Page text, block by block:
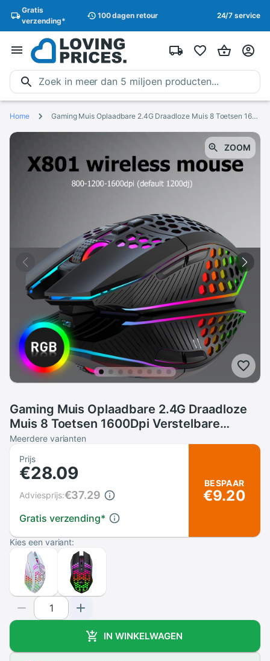
Gratis
verzending*
100 dagen retour 24/7 service
Home Gaming Muis Oplaadbare 2.4G Draadloze Muis 8 Toetsen 1600Dpi Verstelbare Ergonomische Rgb Led Backlit Gamer Mouse Voor Laptop pc
ZOOM
Gaming Muis Oplaadbare 2.4G Draadloze
Muis 8 Toetsen 1600Dpi Verstelbare
Ergonomische Rgb Led Backlit Gamer
Mouse Voor Laptop pc
Meerdere varianten
Prijs
€28.09
Gratis verzending*
Adviesprijs:€37.29
BESPAAR
€9.20
Kies een variant:
IN WINKELWAGEN